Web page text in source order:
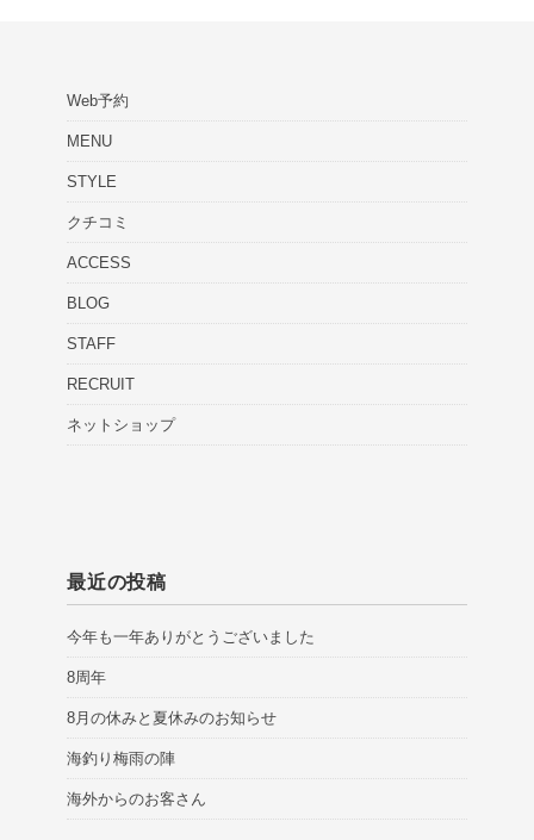
Web予約
MENU
STYLE
クチコミ
ACCESS
BLOG
STAFF
RECRUIT
ネットショップ
最近の投稿
今年も一年ありがとうございました
8周年
8月の休みと夏休みのお知らせ
海釣り梅雨の陣
海外からのお客さん